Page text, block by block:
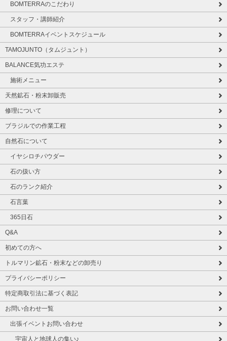
BOMTERRAのこだわり
スタッフ・講師紹介
BOMTERRAイベントスケジュール
TAMOJUNTO（タムジュント）
BALANCE気功エステ
施術メニュー
天然鉱石・粉末卸販売
修理について
ブラジルでの作業工程
自然石について
イヤシロチパウダー
石の扱い方
石のランク紹介
石言葉
365日石
Q&A
初めての方へ
トルマリン鉱石・粉末などの卸売り
プライバシーポリシー
特定商取引法に基づく表記
お問い合わせ一覧
出張イベントお問い合わせ
宇宙人と地球人の集い♪